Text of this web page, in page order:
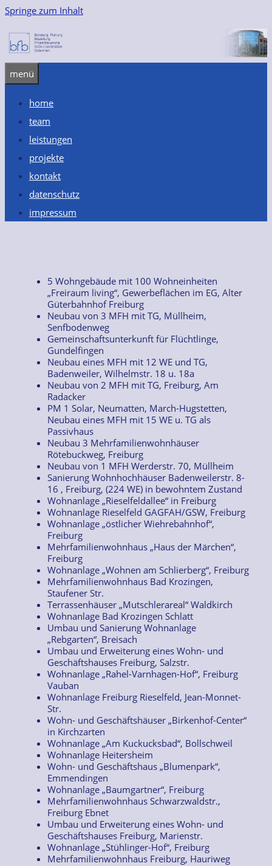
Springe zum Inhalt
menü
home
team
leistungen
projekte
kontakt
datenschutz
impressum
5 Wohngebäude mit 100 Wohneinheiten
„Freiraum living“, Gewerbeflächen im EG, Alter
Güterbahnhof Freiburg
Neubau von 3 MFH mit TG, Müllheim,
Senfbodenweg
Gemeinschaftsunterkunft für Flüchtlinge,
Gundelfingen
Neubau eines MFH mit 12 WE und TG,
Badenweiler, Wilhelmstr. 18 u. 18a
Neubau von 2 MFH mit TG, Freiburg, Am
Radacker
PM 1 Solar, Neumatten, March-Hugstetten,
Neubau eines MFH mit 15 WE u. TG als
Passivhaus
Neubau 3 Mehrfamilienwohnhäuser
Rötebuckweg, Freiburg
Neubau von 1 MFH Werderstr. 70, Müllheim
Sanierung Wohnhochhäuser Badenweilerstr. 8-
16 , Freiburg, (224 WE) in bewohntem Zustand
Wohnanlage „Rieselfeldallee“ in Freiburg
Wohnanlage Rieselfeld GAGFAH/GSW, Freiburg
Wohnanlage „östlicher Wiehrebahnhof“,
Freiburg
Mehrfamilienwohnhaus „Haus der Märchen“,
Freiburg
Wohnanlage „Wohnen am Schlierberg“, Freiburg
Mehrfamilienwohnhaus Bad Krozingen,
Staufener Str.
Terrassenhäuser „Mutschlerareal“ Waldkirch
Wohnanlage Bad Krozingen Schlatt
Umbau und Sanierung Wohnanlage
„Rebgarten“, Breisach
Umbau und Erweiterung eines Wohn- und
Geschäftshauses Freiburg, Salzstr.
Wohnanlage „Rahel-Varnhagen-Hof“, Freiburg
Vauban
Wohnanlage Freiburg Rieselfeld, Jean-Monnet-
Str.
Wohn- und Geschäftshäuser „Birkenhof-Center“
in Kirchzarten
Wohnanlage „Am Kuckucksbad“, Bollschweil
Wohnanlage Heitersheim
Wohn- und Geschäftshaus „Blumenpark“,
Emmendingen
Wohnanlage „Baumgartner“, Freiburg
Mehrfamilienwohnhaus Schwarzwaldstr.,
Freiburg Ebnet
Umbau und Erweiterung eines Wohn- und
Geschäftshauses Freiburg, Marienstr.
Wohnanlage „Stühlinger-Hof“, Freiburg
Mehrfamilienwohnhaus Freiburg, Hauriweg